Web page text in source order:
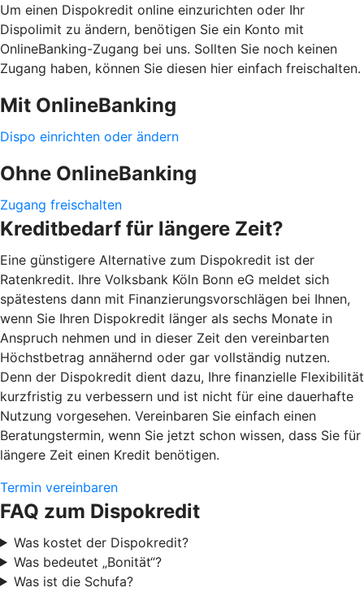
Um einen Dispokredit online einzurichten oder Ihr
Dispolimit zu ändern, benötigen Sie ein Konto mit
OnlineBanking-Zugang bei uns. Sollten Sie noch keinen
Zugang haben, können Sie diesen hier einfach freischalten.
Mit OnlineBanking
Dispo einrichten oder ändern
Ohne OnlineBanking
Zugang freischalten
Kreditbedarf für längere Zeit?
Eine günstigere Alternative zum Dispokredit ist der
Ratenkredit. Ihre Volksbank Köln Bonn eG meldet sich
spätestens dann mit Finanzierungsvorschlägen bei Ihnen,
wenn Sie Ihren Dispokredit länger als sechs Monate in
Anspruch nehmen und in dieser Zeit den vereinbarten
Höchstbetrag annähernd oder gar vollständig nutzen.
Denn der Dispokredit dient dazu, Ihre finanzielle Flexibilität
kurzfristig zu verbessern und ist nicht für eine dauerhafte
Nutzung vorgesehen. Vereinbaren Sie einfach einen
Beratungstermin, wenn Sie jetzt schon wissen, dass Sie für
längere Zeit einen Kredit benötigen.
Termin vereinbaren
FAQ zum Dispokredit
Was kostet der Dispokredit?
Was bedeutet „Bonität“?
Was ist die Schufa?